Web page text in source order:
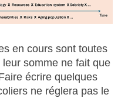
en cours sont toutes
somme ne fait que
écrire quelques
ne réglera pas le